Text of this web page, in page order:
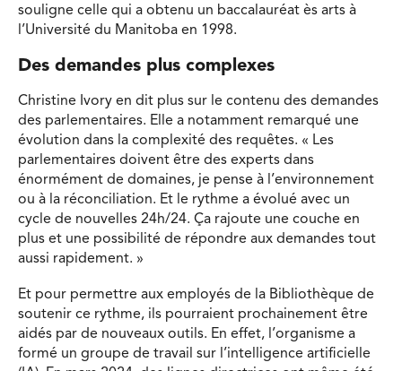
souligne celle qui a obtenu un baccalauréat ès arts à
l’Université du Manitoba en 1998.
Des demandes plus complexes
Christine Ivory en dit plus sur le contenu des demandes
des parlementaires. Elle a notamment remarqué une
évolution dans la complexité des requêtes. « Les
parlementaires doivent être des experts dans
énormément de domaines, je pense à l’environnement
ou à la réconciliation. Et le rythme a évolué avec un
cycle de nouvelles 24h/24. Ça rajoute une couche en
plus et une possibilité de répondre aux demandes tout
aussi rapidement. »
Et pour permettre aux employés de la Bibliothèque de
soutenir ce rythme, ils pourraient prochainement être
aidés par de nouveaux outils. En effet, l’organisme a
formé un groupe de travail sur l’intelligence artificielle